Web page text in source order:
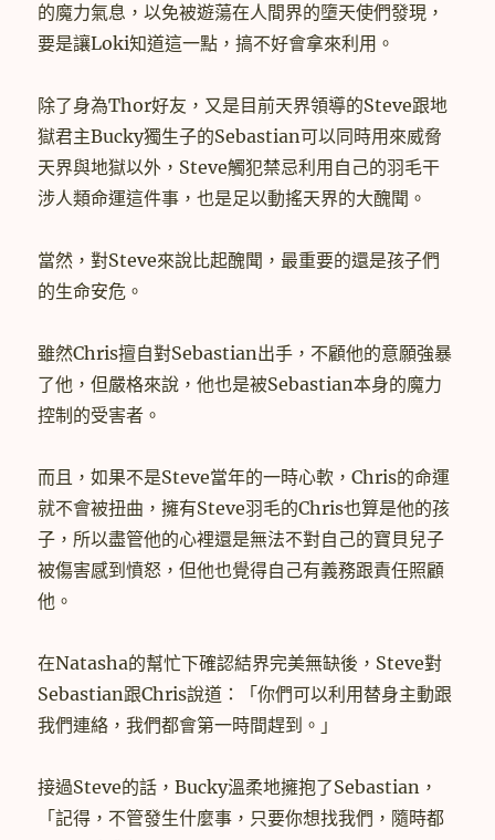
的魔力氣息，以免被遊蕩在人間界的墮天使們發現，
要是讓Loki知道這一點，搞不好會拿來利用。
除了身為Thor好友，又是目前天界領導的Steve跟地
獄君主Bucky獨生子的Sebastian可以同時用來威脅
天界與地獄以外，Steve觸犯禁忌利用自己的羽毛干
涉人類命運這件事，也是足以動搖天界的大醜聞。
當然，對Steve來說比起醜聞，最重要的還是孩子們
的生命安危。
雖然Chris擅自對Sebastian出手，不顧他的意願強暴
了他，但嚴格來說，他也是被Sebastian本身的魔力
控制的受害者。
而且，如果不是Steve當年的一時心軟，Chris的命運
就不會被扭曲，擁有Steve羽毛的Chris也算是他的孩
子，所以盡管他的心裡還是無法不對自己的寶貝兒子
被傷害感到憤怒，但他也覺得自己有義務跟責任照顧
他。
在Natasha的幫忙下確認結界完美無缺後，Steve對
Sebastian跟Chris說道：「你們可以利用替身主動跟
我們連絡，我們都會第一時間趕到。」
接過Steve的話，Bucky溫柔地擁抱了Sebastian，
「記得，不管發生什麼事，只要你想找我們，隨時都